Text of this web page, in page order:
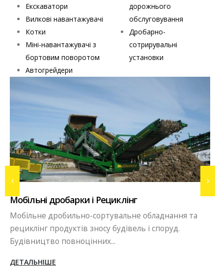
Екскаватори
Вилкові навантажувачі
Котки
Міні-навантажувачі з
бортовим поворотом
Автогрейдери
дорожнього
обслуговування
Дробарно-
сотрирувальні
установки
обладнання та
і споруд.
Вибропрессовое
Бізнес в сфері виробництва
бордюрів, блоків методом
сьогоднішніх...